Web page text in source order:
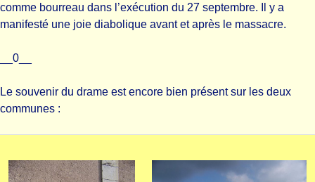
comme bourreau dans l’exécution du 27 septembre. Il y a
manifesté une joie diabolique avant et après le massacre.
__0__
Le souvenir du drame est encore bien présent sur les deux
communes :